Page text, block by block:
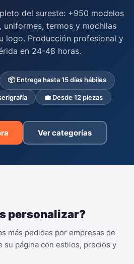
del sureste: +950 modelos
uniformes, termos y mochilas
logo. Producción profesional y
en 24-48 horas.
📦 Entrega hasta 15 días hábiles
💼 Desde 12 piezas
Ver categorías
personalizar?
más pedidas por empresas de
su página con estilos, precios y